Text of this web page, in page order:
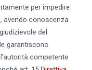
per impedire
avendo conoscenza
del
garantiscono
competente